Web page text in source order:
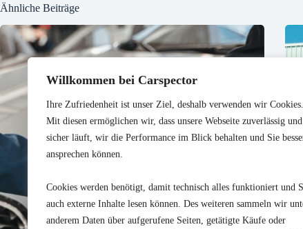
Willkommen bei Carspector
Ihre Zufriedenheit ist unser Ziel, deshalb verwenden wir Cookies.
Mit diesen ermöglichen wir, dass unsere Webseite zuverlässig und
sicher läuft, wir die Performance im Blick behalten und Sie
ansprechen können.
Cookies werden benötigt, damit technisch alles funktioniert und
auch externe Inhalte lesen können. Des weiteren sammeln wir
anderem Daten über aufgerufene Seiten, getätigte Käufe oder
Ähnliche Beiträge